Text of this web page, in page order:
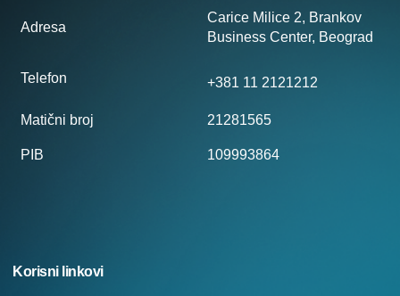
Adresa
Carice Milice 2, Brankov
Business Center, Beograd
Telefon +381 11 2121212
Matični broj 21281565
PIB 109993864
Korisni linkovi